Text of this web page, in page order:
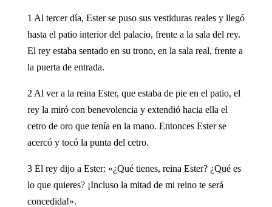
1 Al tercer día, Ester se puso sus vestiduras reales y llegó
hasta el patio interior del palacio, frente a la sala del rey.
El rey estaba sentado en su trono, en la sala real, frente a
la puerta de entrada.
2 Al ver a la reina Ester, que estaba de pie en el patio, el
rey la miró con benevolencia y extendió hacia ella el
cetro de oro que tenía en la mano. Entonces Ester se
acercó y tocó la punta del cetro.
3 El rey dijo a Ester: «¿Qué tienes, reina Ester? ¿Qué es
lo que quieres? ¡Incluso la mitad de mi reino te será
concedida!».